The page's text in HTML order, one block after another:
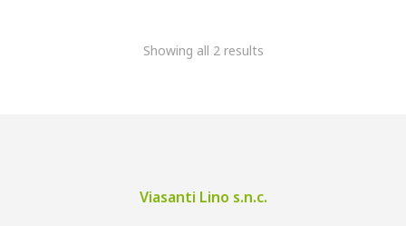
Showing all 2 results
Viasanti Lino s.n.c.